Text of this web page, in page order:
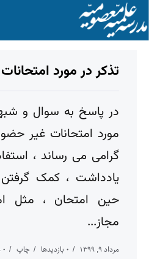
تذکر در مورد
در پاسخ به سوال و
مورد امتحانات غیر
گرامی می رساند ،
یادداشت ، کمک
حین امتحان ، مثل
مجاز...
مرداد ۹, ۱۳۹۹ ۰ بازدیدها چاپ ۰ دیدگاه ها